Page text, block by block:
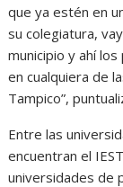
que ya estén en
su colegiatura,
municipio y ahí
en cualquiera de
Tampico”,
Entre las
encuentran el
universidades de